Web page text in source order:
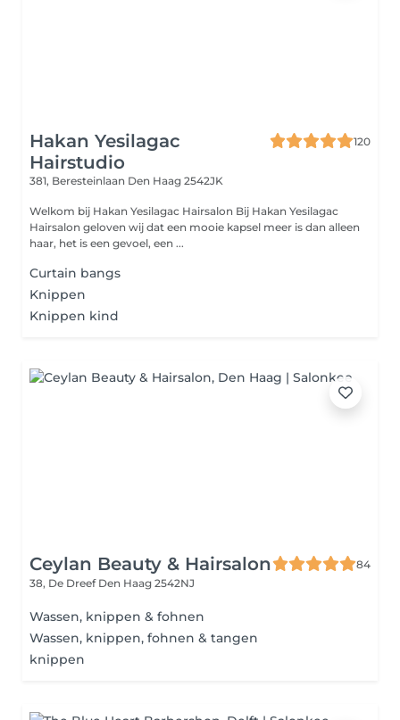
Hakan Yesilagac
Hairstudio
120
381, Beresteinlaan Den Haag 2542JK
Welkom bij Hakan Yesilagac Hairsalon Bij Hakan Yesilagac
Hairsalon geloven wij dat een mooie kapsel meer is dan alleen
haar, het is een gevoel, een ...
Curtain bangs
Knippen
Knippen kind
Ceylan Beauty & Hairsalon
84
38, De Dreef Den Haag 2542NJ
Wassen, knippen & fohnen
Wassen, knippen, fohnen & tangen
knippen